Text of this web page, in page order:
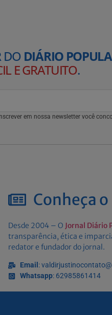
DO DIÁRIO
E GRATUITO.
em nossa newsletter você
Conheça
Desde 2004 – O Jornal Diário
transparência, ética e
redator e fundador do jornal.
Email :
Whatsapp: 62985861414